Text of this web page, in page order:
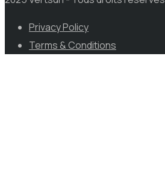
Privacy Policy
Terms & Conditions